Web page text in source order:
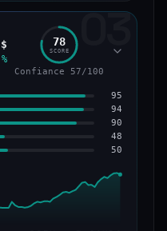
24 H
VAR. 30 J
+211,4 %
50/100
03
78
SCORE
Confiance 57/100
95
94
90
48
50